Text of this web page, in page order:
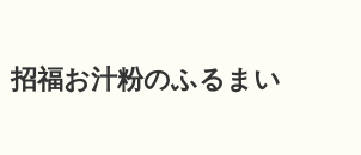
招福お汁粉のふるまい